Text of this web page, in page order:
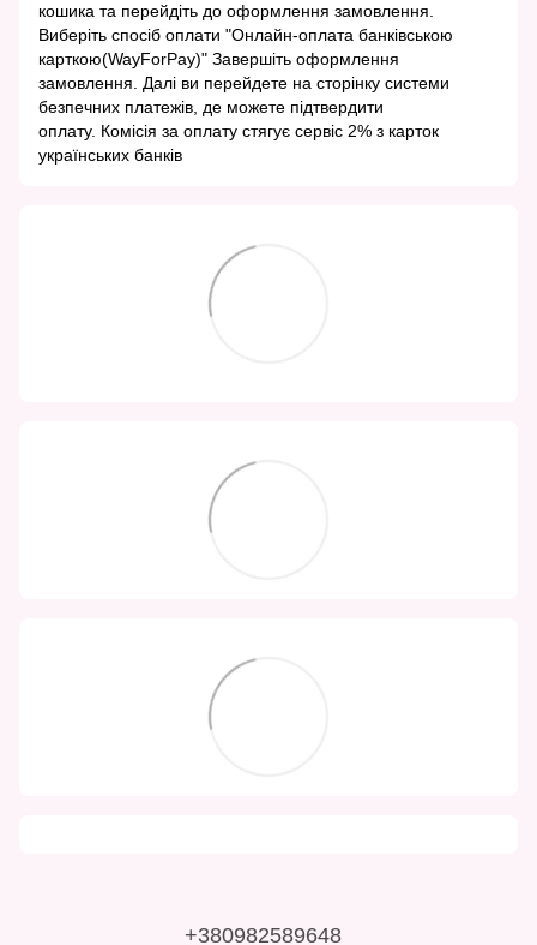
кошика та перейдіть до оформлення замовлення.
Виберіть спосіб оплати "Онлайн-оплата банківською
карткою(WayForPay)" Завершіть оформлення
замовлення. Далі ви перейдете на сторінку системи
безпечних платежів, де можете підтвердити
оплату. Комісія за оплату стягує сервіс 2% з карток
українських банків
+380982589648